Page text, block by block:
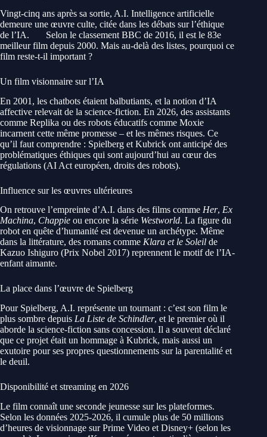
Vingt-cinq ans après sa sortie, A.I. Intelligence artificielle
demeure une œuvre culte, citée dans les débats sur l’éthique
de l’IA.
Selon le classement BBC de 2016, il est le 83e
meilleur film depuis 2000. Mais au-delà des listes, pourquoi ce
film reste-t-il important ?
Un film visionnaire sur l’IA
En 2001, les chatbots étaient balbutiants, et la notion d’IA
affective relevait de la science-fiction. En 2026, des assistants
comme Replika ou des robots éducatifs comme Moxie
incarnent cette même promesse – et les mêmes risques. Ce
qu’il faut comprendre : Spielberg et Kubrick ont anticipé des
problématiques éthiques qui sont aujourd’hui au cœur des
régulations (AI Act européen, droits des robots).
Influence sur les œuvres ultérieures
On retrouve l’empreinte d’A.I. dans des films comme Her, Ex
Machina, Chappie ou encore la série Westworld. La figure du
robot en quête d’humanité est devenue un archétype. Même
dans la littérature, des romans comme Klara et le Soleil de
Kazuo Ishiguro (Prix Nobel 2017) reprennent le motif de l’IA-
enfant aimante.
La place dans l’œuvre de Spielberg
Pour Spielberg, A.I. représente un tournant : c’est son film le
plus sombre depuis La Liste de Schindler, et le premier où il
aborde la science-fiction sans concession. Il a souvent déclaré
que ce projet était un hommage à Kubrick, mais aussi un
exutoire pour ses propres questionnements sur la parentalité et
le deuil.
Disponibilité et streaming en 2026
Le film connaît une seconde jeunesse sur les plateformes.
Selon les données 2025-2026, il cumule plus de 50 millions
d’heures de visionnage sur Prime Video et Disney+ (selon les